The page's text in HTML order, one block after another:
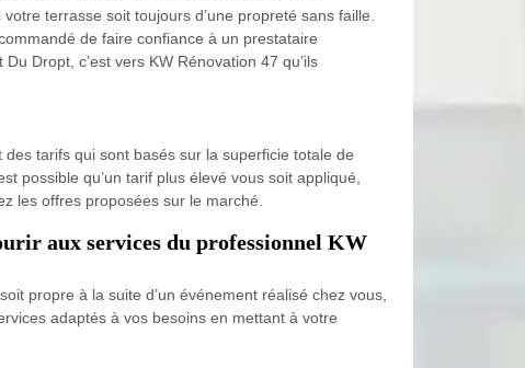
terrasse soit toujours d’une propreté sans faille.
de faire confiance à un prestataire
Dropt, c’est vers KW Rénovation 47 qu’ils
tarifs qui sont basés sur la superficie totale de
possible qu’un tarif plus élevé vous soit appliqué,
les offres proposées sur le marché.
aux services du professionnel KW
propre à la suite d’un événement réalisé chez vous,
adaptés à vos besoins en mettant à votre